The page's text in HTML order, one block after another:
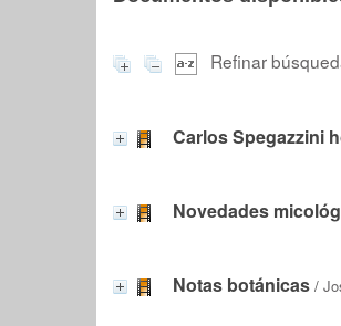
Refinar
Carlos Spegazzini
Novedades
Notas botánicas /